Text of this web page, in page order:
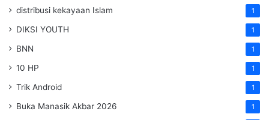
distribusi kekayaan Islam 1
DIKSI YOUTH 1
BNN 1
10 HP 1
Trik Android 1
Buka Manasik Akbar 2026 1